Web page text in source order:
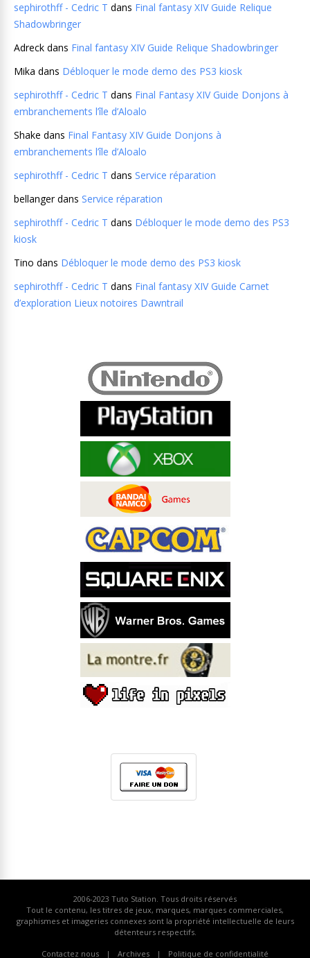
sephirothff - Cedric T dans Final fantasy XIV Guide Relique
Shadowbringer
Adreck dans Final fantasy XIV Guide Relique Shadowbringer
Mika dans Débloquer le mode demo des PS3 kiosk
sephirothff - Cedric T dans Final Fantasy XIV Guide Donjons à
embranchements l’île d’Aloalo
Shake dans Final Fantasy XIV Guide Donjons à
embranchements l’île d’Aloalo
sephirothff - Cedric T dans Service réparation
bellangerdans Service réparation
sephirothff - Cedric T dans Débloquer le mode demo des PS3
kiosk
Tino dans Débloquer le mode demo des PS3 kiosk
sephirothff - Cedric T dans Final fantasy XIV Guide Carnet
d’exploration Lieux notoires Dawntrail
2006-2023 Tuto Station . Tous droits réservés
Tout le contenu, les titres de jeux, marques, marques commerciales,
graphismes et imageries connexes sont la propriété intellectuelle de leurs
détenteurs respectifs.
Contactez nous Archives Politique de confidentialité